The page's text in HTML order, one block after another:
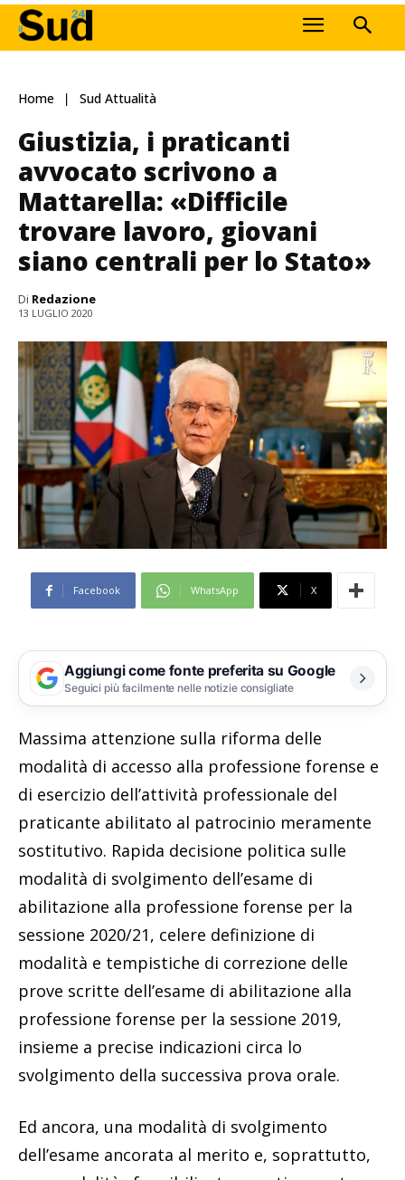
Home Sud Attualità
Giustizia, i praticanti
avvocato scrivono a
Mattarella: «Difficile
trovare lavoro, giovani
siano centrali per lo Stato»
Di Redazione
13 LUGLIO 2020
Facebook WhatsApp X
Aggiungi come fonte preferita su Google
Seguici più facilmente nelle notizie consigliate
Massima attenzione sulla riforma delle
modalità di accesso alla professione forense e
di esercizio dell’attività professionale del
praticante abilitato al patrocinio meramente
sostitutivo. Rapida decisione politica sulle
modalità di svolgimento dell’esame di
abilitazione alla professione forense per la
sessione 2020/21, celere definizione di
modalità e tempistiche di correzione delle
prove scritte dell’esame di abilitazione alla
professione forense per la sessione 2019,
insieme a precise indicazioni circa lo
svolgimento della successiva prova orale.
Ed ancora, una modalità di svolgimento
dell’esame ancorata al merito e, soprattutto,